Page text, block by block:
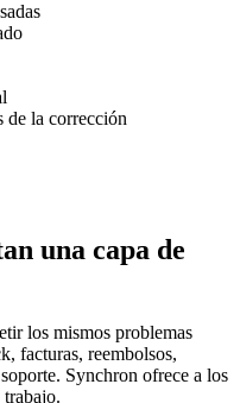
de la corrección
una capa de
los mismos problemas
facturas, reembolsos,
Synchron ofrece a los
trabajo.